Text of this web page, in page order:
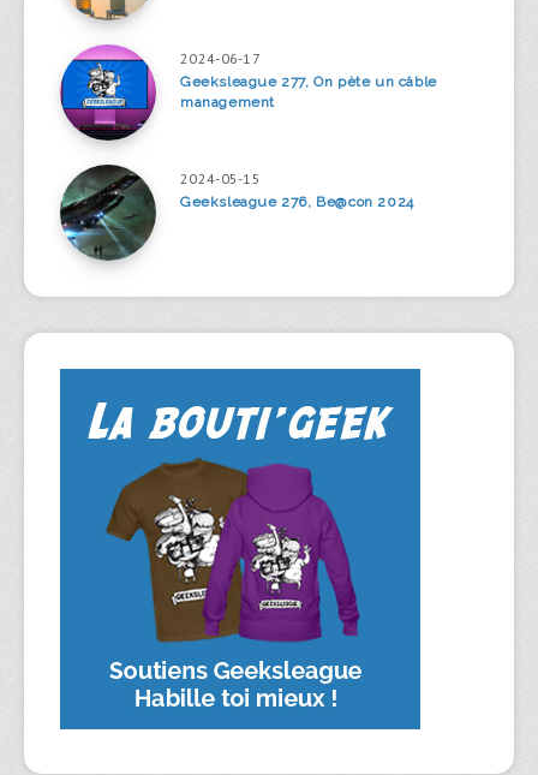
2024-06-17
Geeksleague 277, On pète un câble
management
2024-05-15
Geeksleague 276, Be@con 2024